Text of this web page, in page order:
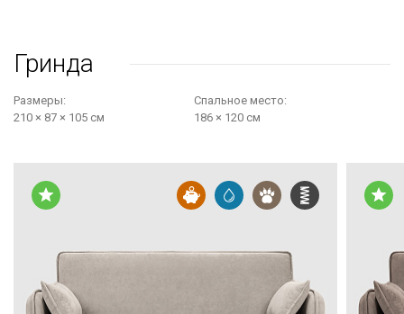
Гринда
Размеры:
210 × 87 × 105 см
Cпальное место:
186 × 120 см